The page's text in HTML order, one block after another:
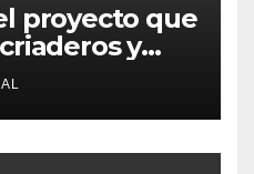
proyecto que
y
y gatos:
mientras
reclaman